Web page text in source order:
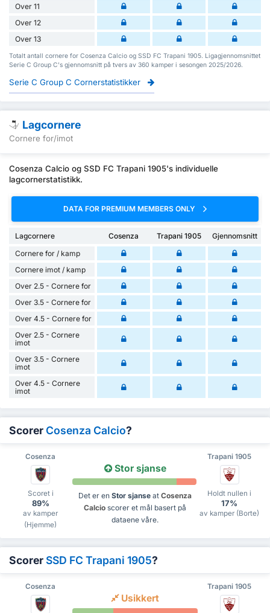
Over 11
Over 12
Over 13
Totalt antall cornere for Cosenza Calcio og SSD FC Trapani 1905. Ligagjennomsnittet
Serie C Group C's gjennomsnitt på tvers av 360 kamper i sesongen 2025/2026.
Serie C Group C Cornerstatistikker
Lagcornere
Cornere for/imot
Cosenza Calcio og SSD FC Trapani 1905's individuelle
lagcornerstatistikk.
DATA FOR PREMIUM MEMBERS ONLY
Lagcornere Cosenza Trapani 1905
Gjennomsnitt
Cornere for / kamp
Cornere imot / kamp
Over 2.5 - Cornere for
Over 3.5 - Cornere for
Over 4.5 - Cornere for
Over 2.5 - Cornere
imot
Over 3.5 - Cornere
imot
Over 4.5 - Cornere
imot
Scorer Cosenza Calcio?
Cosenza Trapani 1905
Scoret i
89%
av kamper
(Hjemme)
Stor sjanse
Det er en Stor sjanse at Cosenza
Calcio scorer et mål basert på
dataene våre.
Holdt nullen i
17%
av kamper (Borte)
ScorerSSD FC Trapani 1905?
Cosenza Trapani 1905
Usikkert